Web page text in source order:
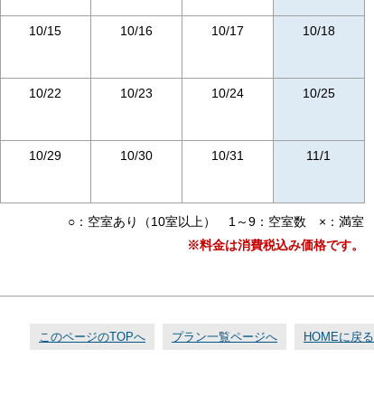
10/15 10/16 10/17 10/18
10/22 10/23 10/24 10/25
10/29 10/30 10/31 11/1
○：空室あり（10室以上） 1～9：空室数 ×：満室
※料金は消費税込み価格です。
このページのTOPへ プラン一覧ページへ HOMEに戻る